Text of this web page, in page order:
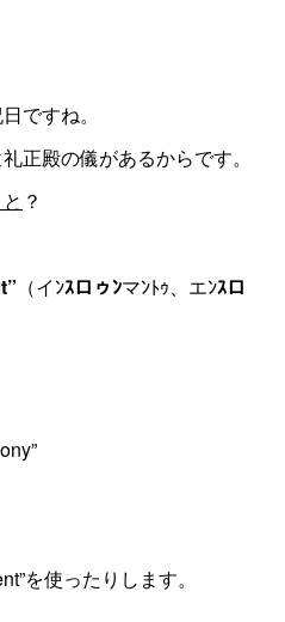
ですね。
正殿の儀があるからです。
？
（イﾝｽロゥﾝマﾝﾄｩ、エﾝｽロ
を使ったりします。